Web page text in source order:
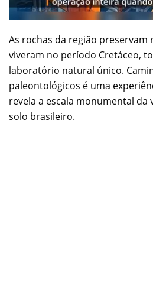
As rochas da região preservam
viveram no período Cretáceo,
laboratório natural único.
paleontológicos é uma
revela a escala monumental da
solo brasileiro.